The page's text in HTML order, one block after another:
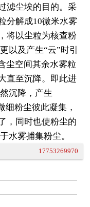
滤尘埃的目的。采
分解成10微米水雾
将以尘粒为核查粉
以及产生“云”时引
尘空间其余水雾粒
直至沉降。即此进
沉降，产生
细粉尘彼此凝集，
，同时也使粉尘的
水雾捕集粉尘。
17753269970